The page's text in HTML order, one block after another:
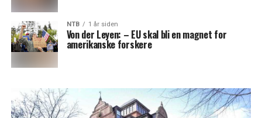
NTB 1 år siden
Von der Leyen: – EU skal bli en magnet for
amerikanske forskere